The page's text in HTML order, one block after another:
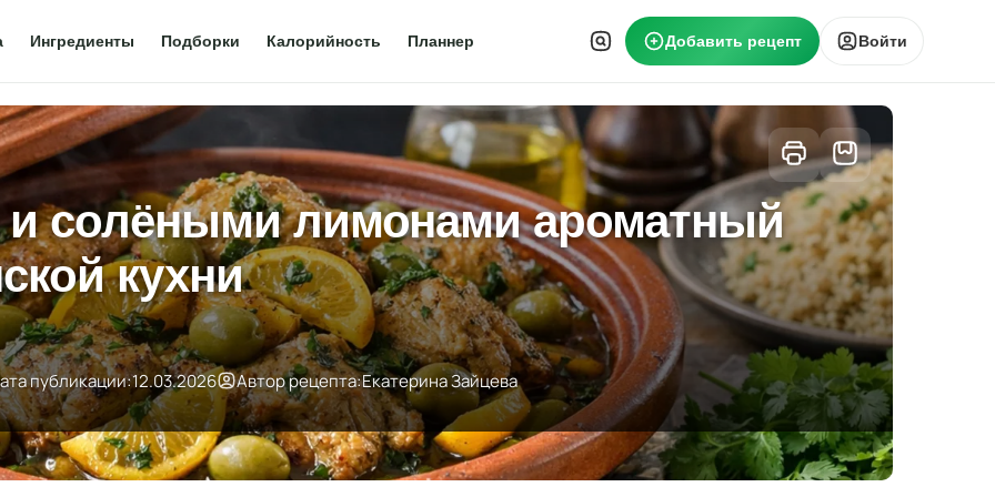
Ингредиенты Подборки Калорийность Планнер Добавить рецепт Войти
и солёными лимонами ароматный
кухни
публикации:12.03.2026 Автор рецепта:Екатерина Зайцева